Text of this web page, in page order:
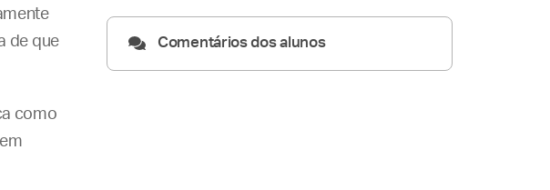
de que
como
Comentários dos alunos